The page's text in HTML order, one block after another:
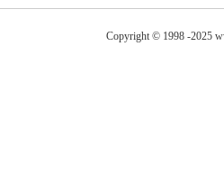
Copyright © 1998 -2025